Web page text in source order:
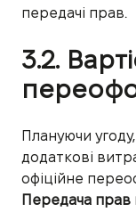
передачі прав.
3.2.
Плануючи
додаткові
офіційне
Передача прав